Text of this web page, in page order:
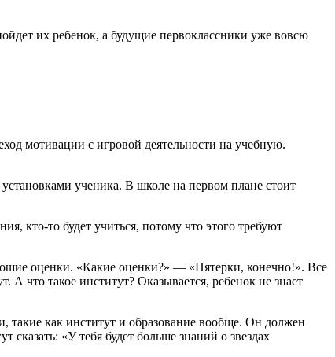
их ребенок, а будущие первоклассники уже вовсю
мотивации с игровой деятельности на учебную.
ученика. В школе на первом плане стоит
кто-то будет учиться, потому что этого требуют
оценки. «Какие оценки?» — «Пятерки, конечно!». Все
А что такое институт? Оказывается, ребенок не знает
такие как институт и образование вообще. Он должен
сказать: «У тебя будет больше знаний о звездах